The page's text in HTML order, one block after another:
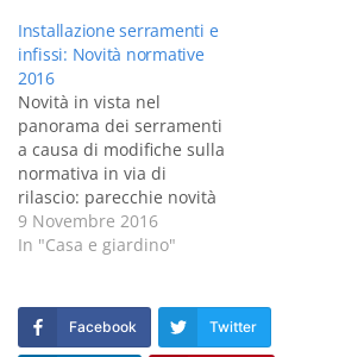
serramenti blindati per
realtà aziendali, oggi vi
parlerò degli infissi in
alluminio. In questo
articolo andremo ad
approfondire quelle che
sono…
Installazione serramenti e
infissi: Novità normative
2016
Novità in vista nel
panorama dei serramenti
a causa di modifiche sulla
normativa in via di
rilascio: parecchie novità
su installazione e
manutenzione che, chi
considerazione la
sicurezza d’infissi e
9 Novembre 2016
In "Casa e giardino"
Facebook Twitter